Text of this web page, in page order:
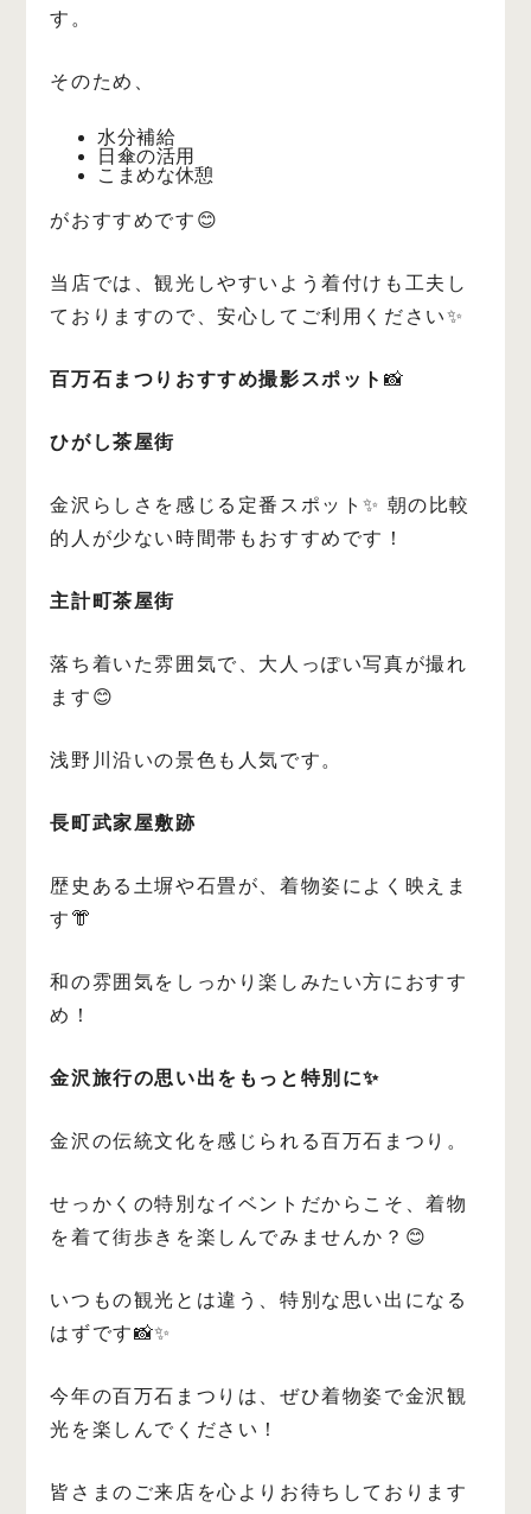
す。
そのため、
水分補給
日傘の活用
こまめな休憩
がおすすめです😊
当店では、観光しやすいよう着付けも工夫し
ておりますので、安心してご利用ください✨
百万石まつりおすすめ撮影スポット📸
ひがし茶屋街
金沢らしさを感じる定番スポット✨ 朝の比較
的人が少ない時間帯もおすすめです！
主計町茶屋街
落ち着いた雰囲気で、大人っぽい写真が撮れ
ます😊
浅野川沿いの景色も人気です。
長町武家屋敷跡
歴史ある土塀や石畳が、着物姿によく映えま
す👘
和の雰囲気をしっかり楽しみたい方におすす
め！
金沢旅行の思い出をもっと特別に✨
金沢の伝統文化を感じられる百万石まつり。
せっかくの特別なイベントだからこそ、着物
を着て街歩きを楽しんでみませんか？😊
いつもの観光とは違う、特別な思い出になる
はずです📸✨
今年の百万石まつりは、ぜひ着物姿で金沢観
光を楽しんでください！
皆さまのご来店を心よりお待ちしております